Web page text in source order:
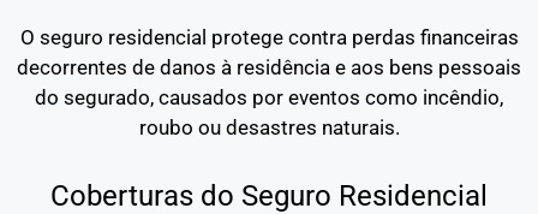
O seguro residencial protege contra perdas financeiras
decorrentes de danos à residência e aos bens pessoais
do segurado, causados por eventos como incêndio,
roubo ou desastres naturais.
Coberturas do Seguro Residencial